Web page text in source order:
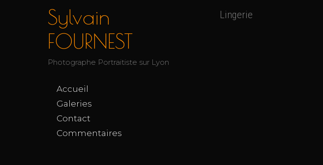
Sylvain
FOURNEST
Photographe Portraitiste sur Lyon
Accueil
Galeries
Contact
Commentaires
Lingerie